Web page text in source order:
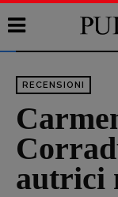
RECENSIONI
autrici